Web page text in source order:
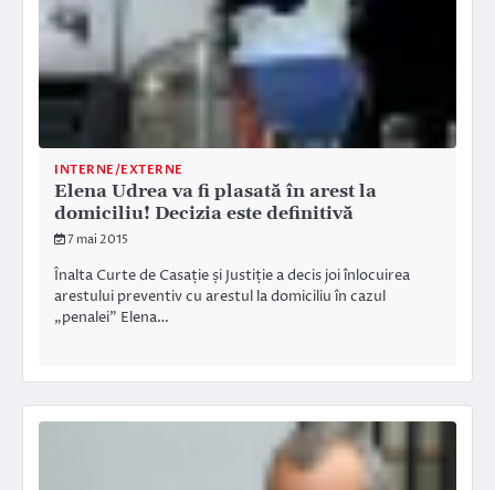
INTERNE/EXTERNE
Elena Udrea va fi plasată în arest la
domiciliu! Decizia este definitivă
7 mai 2015
Înalta Curte de Casație și Justiție a decis joi înlocuirea
arestului preventiv cu arestul la domiciliu în cazul
„penalei” Elena…